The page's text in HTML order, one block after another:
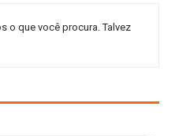
o que você procura. Talvez